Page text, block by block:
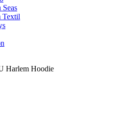
Seas
Textil
Harlem Hoodie